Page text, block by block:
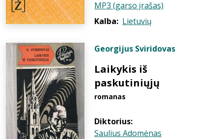
MP3 (garso įrašas)
Kalba: Lietuvių
Georgijus Sviridovas
Laikykis iš
paskutiniųjų
romanas
Diktorius:
Saulius Adomėnas